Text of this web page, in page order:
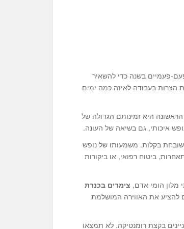
פעמיים בשנה כדי להשאיר
הצרות בעבודה לאיזה כמה ימים
איכותי, גם בשיאה של העונה.
בקלות. משמעותו של נופש
ביטוח רפואי, או ביקורות
מלון הומי אדם, צימרים בכנרת
להציע את האווירה המושלמת
בקצת רומנטיקה. לא תמצאו